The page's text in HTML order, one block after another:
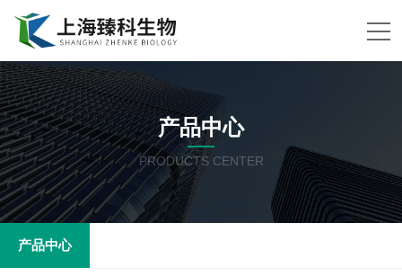
产品中心
PRODUCTS CENTER
产品中心